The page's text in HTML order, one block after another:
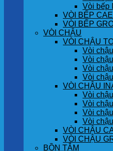
Vòi bếp
VÒI BẾP
VÒI BẾP
VÒI CHẬU
VÒI CHẬU
Vòi
Vòi
Vòi
Vòi
VÒI CHẬU
Vòi
Vòi
Vòi
Vòi
VÒI CHẬU
VÒI CHẬU
BỒN TẮM